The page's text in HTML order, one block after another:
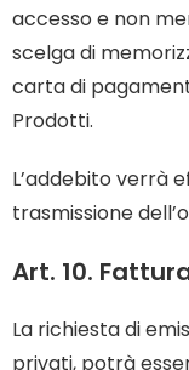
accesso e non
scelga di
carta di
Prodotti.
L’addebito verrà
trasmissione
Art. 10.
La richiesta di
privati, potrà